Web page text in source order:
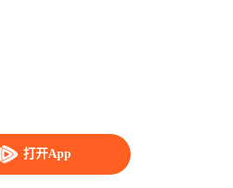
打开App